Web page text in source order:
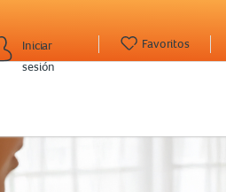
Iniciar
sesión
Favoritos